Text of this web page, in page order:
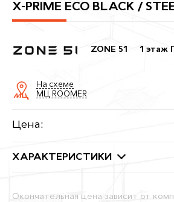
X-PRIME ECO BLACK /
ZONE 51 1 этаж
На схеме
МЦ ROOMER
Цена:
ХАРАКТЕРИСТИКИ
Окончательная цена зависит от